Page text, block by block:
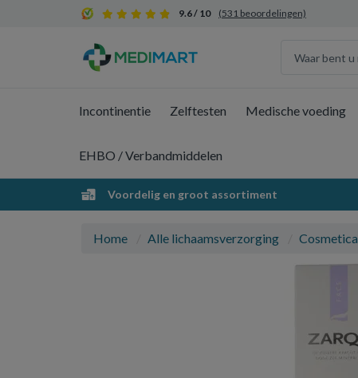
9.6 / 10 (531 beoordelingen)
Incontinentie Zelftesten Medische voeding
EHBO / Verbandmiddelen
Voordelig en groot assortiment
Home Alle lichaamsverzorging Cosmetica